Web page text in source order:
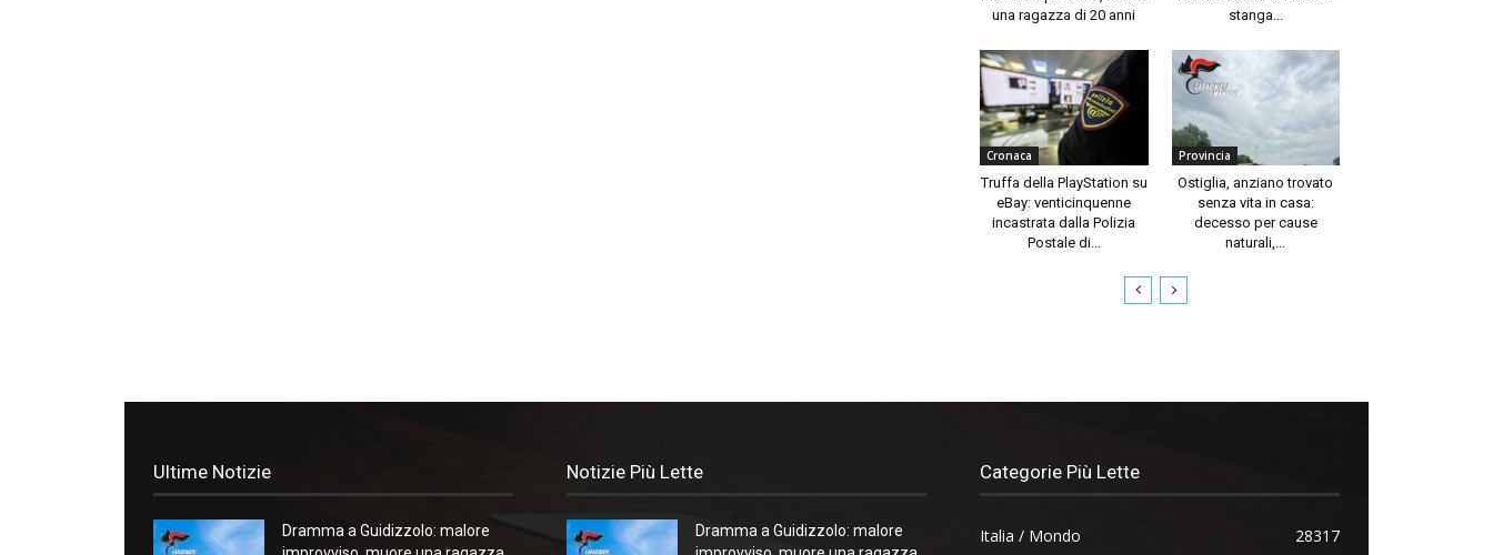
una ragazza di 20 anni
stanga...
Cronaca
Truffa della PlayStation su
eBay: venticinquenne
incastrata dalla Polizia
Postale di...
Provincia
Ostiglia, anziano trovato
senza vita in casa:
decesso per cause
naturali,...
Ultime Notizie
Dramma a Guidizzolo: malore
Notizie Più Lette
Dramma a Guidizzolo: malore
Categorie Più Lette
Italia / Mondo 28317